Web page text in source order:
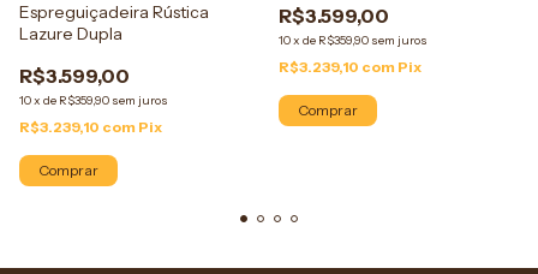
Espreguiçadeira Rústica
Lazure Dupla
R$3.599,00
10x de R$359,90 sem juros
R$3.239,10 com Pix
Comprar
R$3.599,00
10x de R$359,90 sem juros
R$3.239,10 com Pix
Comprar